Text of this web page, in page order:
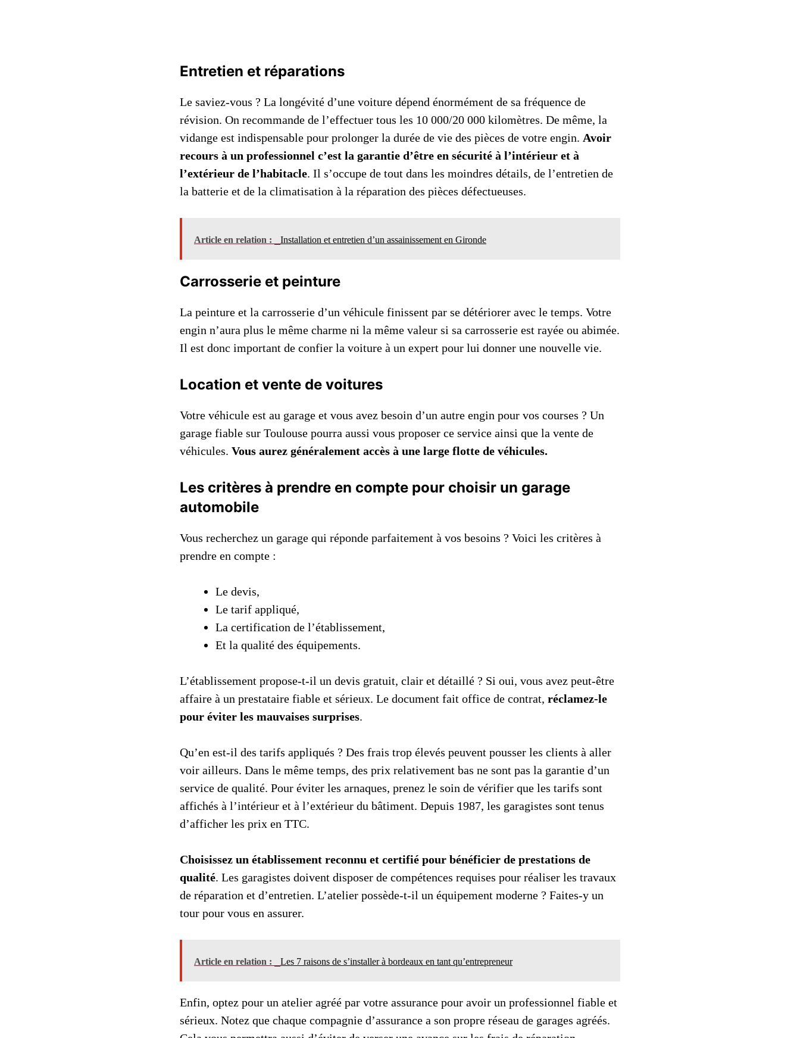
Entretien et réparations
Le saviez-vous ? La longévité d’une voiture dépend énormément de sa fréquence de
révision. On recommande de l’effectuer tous les 10 000/20 000 kilomètres. De même, la
vidange est indispensable pour prolonger la durée de vie des pièces de votre engin. Avoir
recours à un professionnel c’est la garantie d’être en sécurité à l’intérieur et à
l’extérieur de l’habitacle. Il s’occupe de tout dans les moindres détails, de l’entretien de
la batterie et de la climatisation à la réparation des pièces défectueuses.
Article en relation : Installation et entretien d’un assainissement en Gironde
Carrosserie et peinture
La peinture et la carrosserie d’un véhicule finissent par se détériorer avec le temps. Votre
engin n’aura plus le même charme ni la même valeur si sa carrosserie est rayée ou abimée.
Il est donc important de confier la voiture à un expert pour lui donner une nouvelle vie.
Location et vente de voitures
Votre véhicule est au garage et vous avez besoin d’un autre engin pour vos courses ? Un
garage fiable sur Toulouse pourra aussi vous proposer ce service ainsi que la vente de
véhicules. Vous aurez généralement accès à une large flotte de véhicules.
Les critères à prendre en compte pour choisir un garage
automobile
Vous recherchez un garage qui réponde parfaitement à vos besoins ? Voici les critères à
prendre en compte :
Le devis,
Le tarif appliqué,
La certification de l’établissement,
Et la qualité des équipements.
L’établissement propose-t-il un devis gratuit, clair et détaillé ? Si oui, vous avez peut-être
affaire à un prestataire fiable et sérieux. Le document fait office de contrat, réclamez-le
pour éviter les mauvaises surprises.
Qu’en est-il des tarifs appliqués ? Des frais trop élevés peuvent pousser les clients à aller
voir ailleurs. Dans le même temps, des prix relativement bas ne sont pas la garantie d’un
service de qualité. Pour éviter les arnaques, prenez le soin de vérifier que les tarifs sont
affichés à l’intérieur et à l’extérieur du bâtiment. Depuis 1987, les garagistes sont tenus
d’afficher les prix en TTC.
Choisissez un établissement reconnu et certifié pour bénéficier de prestations de
qualité. Les garagistes doivent disposer de compétences requises pour réaliser les travaux
de réparation et d’entretien. L’atelier possède-t-il un équipement moderne ? Faites-y un
tour pour vous en assurer.
Article en relation : Les 7 raisons de s’installer à bordeaux en tant qu’entrepreneur
Enfin, optez pour un atelier agréé par votre assurance pour avoir un professionnel fiable et
sérieux. Notez que chaque compagnie d’assurance a son propre réseau de garages agréés.